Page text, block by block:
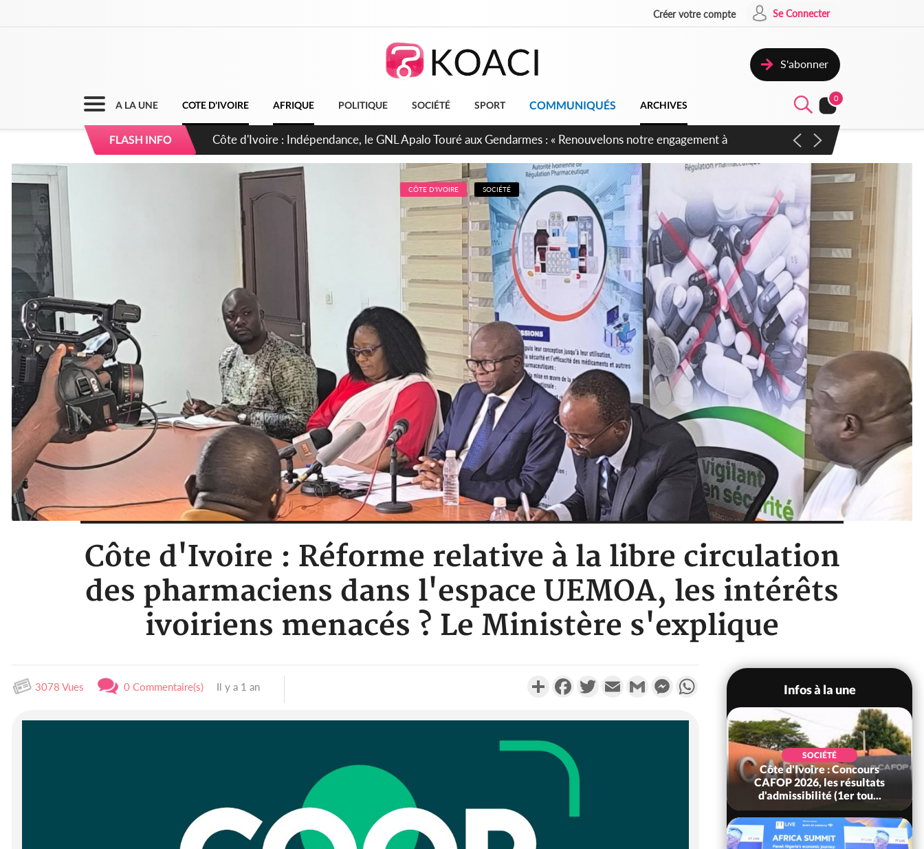
Créer votre compte Se Connecter
S'abonner
A LA UNE COTE D'IVOIRE AFRIQUE POLITIQUE SOCIÉTÉ SPORT COMMUNIQUÉS ARCHIVES
0
FLASH INFO
Sierra Leone : Un projet de réforme constitutionnelle en gestation, points clés des amendements, un exclu
d'avance
CÔTE D'IVOIRE SOCIÉTÉ
Côte d'Ivoire : Réforme relative à la libre circulation
des pharmaciens dans l'espace UEMOA, les intérêts
ivoiriens menacés ? Le Ministère s'explique
3078 Vues 0 Commentaire(s) Il y a 1 an PartagerFacebookTwitterEmail Gmail MessengerWhatsApp
Infos à la une
Côte d'Ivoire : Leleblé, le
Commandant KOUAME
Djahan Norbert, Nouveau
SOCIÉTÉ
Côte d'Ivoire : Concours
CAFOP 2026, les résultats
d'admissibilité (1er tou...